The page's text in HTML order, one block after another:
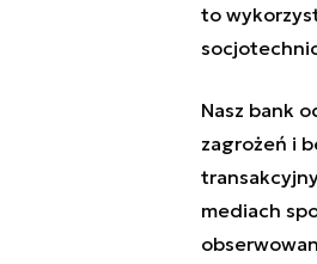
to
Nasz bank
zagrożeń i
mediach